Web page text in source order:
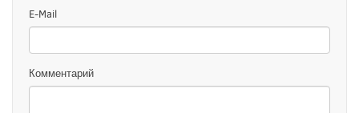
E-Mail
Комментарий